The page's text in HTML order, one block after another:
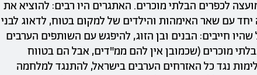
במועצה לכפרים הבלתי מוכרים. האתגרים היו רבים: להוציא את
יחד עם שאר האימהות והילדים של למקום בטוח, לדאוג לבני
חייבים: הבנים ובן הזוג, להיפגש עם השותפים הערבים
מוכרים (שכמובן אין להם ממ"דים, אבל הם בטווח
נגד כל האזרחים הערבים בישראל, להתנגד למלחמה